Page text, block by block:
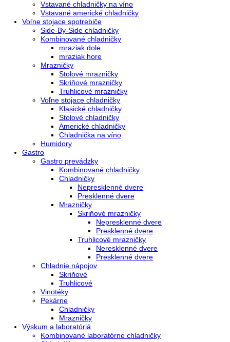
Vstavané spotrebiče
Vstavané kombinované chladničky
Vstavané chladničky
Vstavané mrazničky
Vstavané chladničky na víno
Vstavané americké chladničky
Voľne stojace spotrebiče
Side-By-Side chladničky
Kombinované chladničky
mraziak dole
mraziak hore
Mrazničky
Stolové mrazničky
Skriňové mrazničky
Truhlicové mrazničky
Klasické chladničky
Stolové chladničky
Americké chladničky
Chladnička na víno
Humidory
Gastro prevádzky
Kombinované chladničky
Chladničky
Nepresklenné dvere
Presklenné dvere
Mrazničky
Skriňové mrazničky
Truhlicové mrazničky
Chladnie nápojov